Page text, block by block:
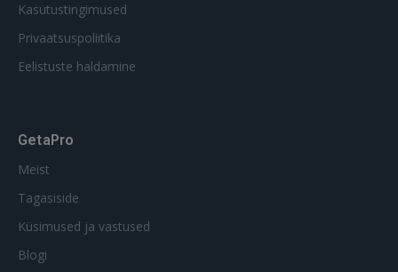
Kasutustingimused
Privaatsuspoliitika
Eelistuste haldamine
GetaPro
Meist
Tagasiside
Küsimused ja vastused
Blogi